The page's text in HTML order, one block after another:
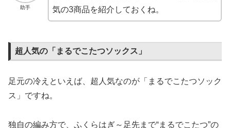
助手
気の3商品を紹介しておくね。
超人気の「まるでこたつソックス」
足元の冷えといえば、超人気なのが「まるでこたつソック
ス」ですね。
独自の編み方で、ふくらはぎ～足先まで“まるでこたつ”の